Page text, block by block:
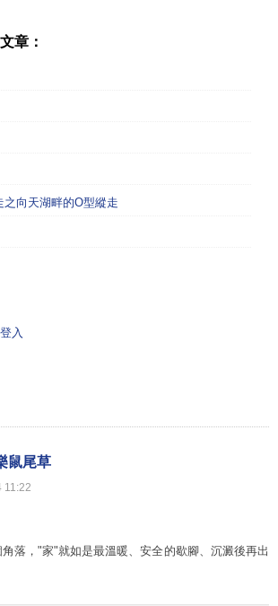
章：
向天湖畔的O型縱走
入
鼠尾草
11:22
落，"家"就如是最溫暖、安全的歇腳、沉澱後再出